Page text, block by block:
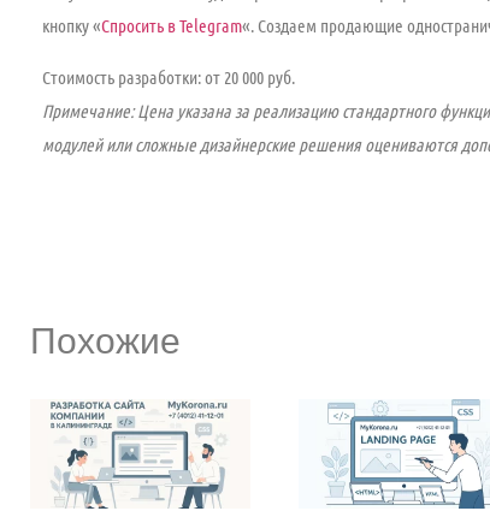
кнопку «Спросить в Telegram«. Создаем продающие
Стоимость разработки: от 20 000 руб.
Примечание: Цена указана за реализацию стандартного
модулей или сложные дизайнерские решения оцениваются
Похожие